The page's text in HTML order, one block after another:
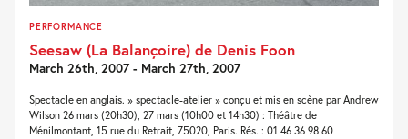
PERFORMANCE
Seesaw (La Balançoire) de Denis Foon
March 26th, 2007 - March 27th, 2007
Spectacle en anglais. » spectacle-atelier » conçu et mis en scène par Andrew
Wilson 26 mars (20h30), 27 mars (10h00 et 14h30) : Théâtre de
Ménilmontant, 15 rue du Retrait, 75020, Paris. Rés. : 01 46 36 98 60